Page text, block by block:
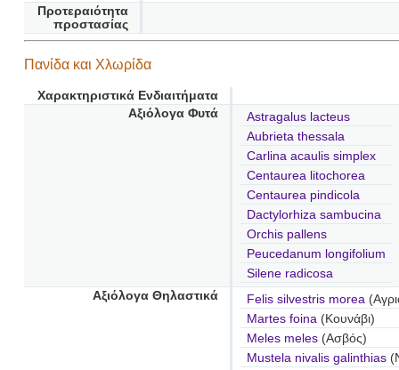
Προτεραιότητα
προστασίας
Πανίδα και Χλωρίδα
Χαρακτηριστικά Ενδιαιτήματα
Αξιόλογα Φυτά
Astragalus lacteus
Aubrieta thessala
Carlina acaulis simplex
Centaurea litochorea
Centaurea pindicola
Dactylorhiza sambucina
Orchis pallens
Peucedanum longifolium
Silene radicosa
Αξιόλογα Θηλαστικά
Felis silvestris morea
Martes foina (Κουνάβι)
Meles meles (Ασβός)
Mustela nivalis galinthias